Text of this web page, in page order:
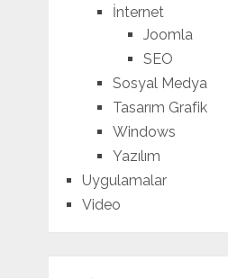
İnternet
Joomla
SEO
Sosyal Medya
Tasarım Grafik
Windows
Yazılım
Uygulamalar
Video